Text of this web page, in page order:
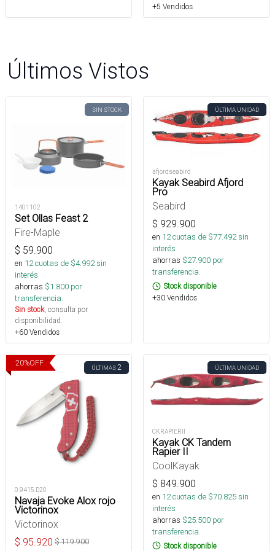
+5 Vendidos
Últimos Vistos
SIN STOCK
1401102
Set Ollas Feast 2
Fire-Maple
$ 59.900
en 12cuotas de $4.992sin
interés
ahorras $1.800 por
transferencia.
Sin stock, consulta por
disponibilidad.
+60 Vendidos
ÚLTIMA UNIDAD
afjordseabird
Kayak Seabird Afjord
Pro
Seabird
$ 929.900
en 12cuotas de $77.492sin
interés
ahorras $27.900 por
transferencia.
Stock disponible
+30 Vendidos
20%OFF
ÚLTIMAS2
0.9415.D20
Navaja Evoke Alox rojo
Victorinox
Victorinox
$ 95.920 $119.900
ÚLTIMA UNIDAD
CKRAPIERII
Kayak CK Tandem
Rapier II
CoolKayak
$ 849.900
en 12cuotas de $70.825sin
interés
ahorras $25.500 por
transferencia.
Stock disponible